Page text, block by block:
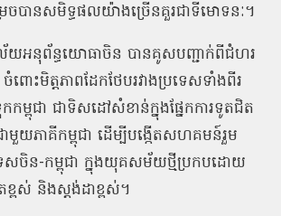
ចបានសមិទ្ធផលយ៉ាងច្រើនគួរជាទីមោទនៈ។
អនុព័ន្ធយោធាចិន បានគូសបញ្ជាក់ពីជំហរ
ពោះមិត្តភាពដែកថែបរវាងប្រទេសទាំងពីរ
ម្ពុជា ជាទិសដៅសំខាន់ក្នុងផ្នែកការទូតជិត
មួយភាគីកម្ពុជា ដើម្បីបង្កើតសហគមន៍រួម
េសចិន-កម្ពុជា ក្នុងយុគសម័យថ្មីប្រកបដោយ
ពស់ និងស្តង់ដាខ្ពស់។